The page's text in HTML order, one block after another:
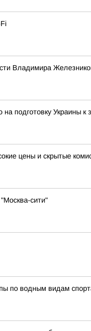
Владимира
подготовку Украины к
цены и скрытые
сити"
по водным видам